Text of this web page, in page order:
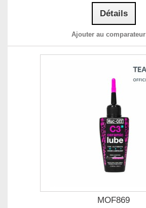
Détails
Ajouter au comparateur
MOF869